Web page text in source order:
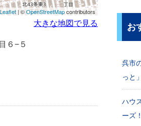
Leaflet | ©OpenStreetMapcontributors
大きな地図で見る
６−５
お
呉市
っと」
ハウ
ーズ！